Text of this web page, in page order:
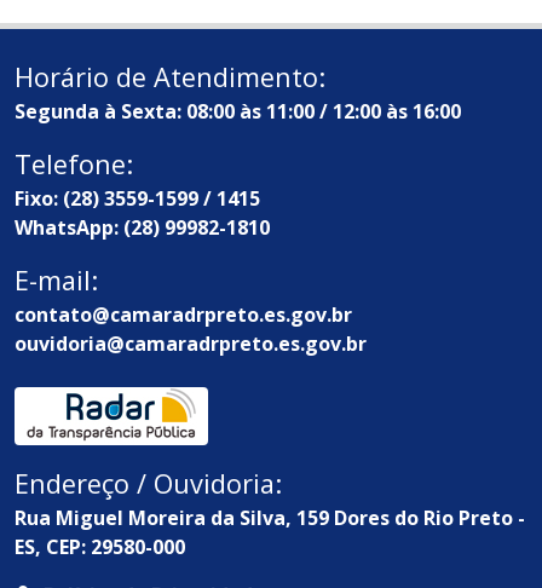
Horário de Atendimento:
Segunda à Sexta: 08:00 às 11:00 / 12:00 às 16:00
Telefone:
Fixo: (28) 3559-1599 / 1415
WhatsApp: (28) 99982-1810
E-mail:
contato@camaradrpreto.es.gov.br
ouvidoria@camaradrpreto.es.gov.br
Endereço / Ouvidoria:
Rua Miguel Moreira da Silva, 159 Dores do Rio Preto -
ES, CEP: 29580-000